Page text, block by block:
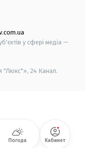
у сфері медіа —
"Люкс"», 24 Канал.
Погода Кабинет